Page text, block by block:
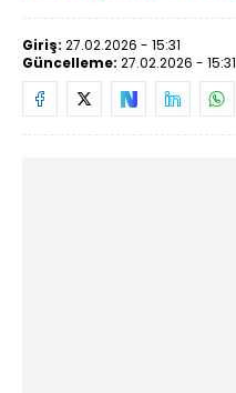
Giriş: 27.02.2026 - 15:31
Güncelleme: 27.02.2026 - 15:31